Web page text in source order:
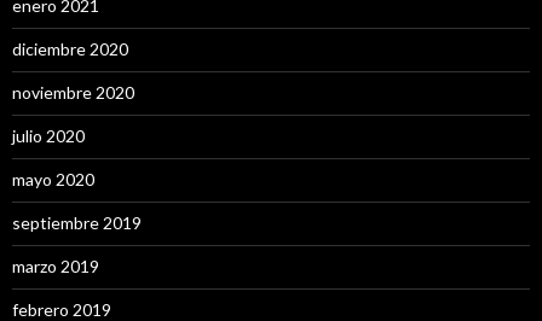
enero 2021
diciembre 2020
noviembre 2020
julio 2020
mayo 2020
septiembre 2019
marzo 2019
febrero 2019